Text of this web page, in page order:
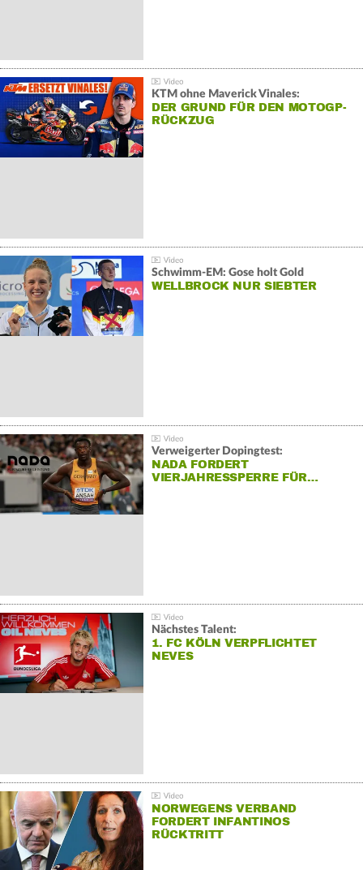
KTM ohne Maverick Vinales:
DER GRUND FÜR DEN MOTOGP-
RÜCKZUG
Schwimm-EM: Gose holt Gold
WELLBROCK NUR SIEBTER
Verweigerter Dopingtest:
NADA FORDERT
VIERJAHRESSPERRE FÜR…
Nächstes Talent:
1. FC KÖLN VERPFLICHTET
NEVES
NORWEGENS VERBAND
FORDERT INFANTINOS
RÜCKTRITT